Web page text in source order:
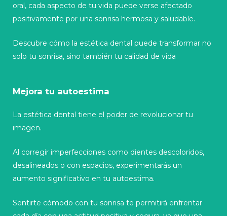
oral, cada aspecto de tu vida puede verse afectado
positivamente por una sonrisa hermosa y saludable.
Descubre cómo la estética dental puede transformar no
solo tu sonrisa, sino también tu calidad de vida
Mejora tu autoestima
La estética dental tiene el poder de revolucionar tu
imagen.
Al corregir imperfecciones como dientes descoloridos,
desalineados o con espacios, experimentarás un
aumento significativo en tu autoestima.
Sentirte cómodo con tu sonrisa te permitirá enfrentar